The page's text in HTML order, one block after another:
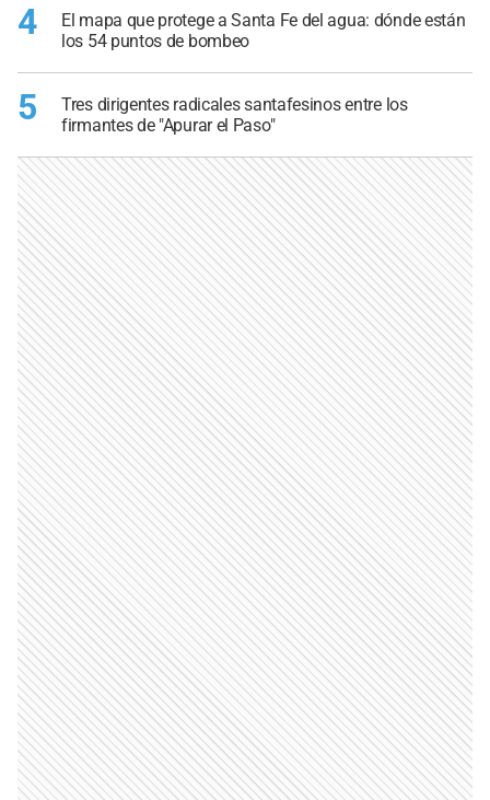
4
El mapa que protege a Santa Fe del agua: dónde están
los 54 puntos de bombeo
5
Tres dirigentes radicales santafesinos entre los
firmantes de "Apurar el Paso"